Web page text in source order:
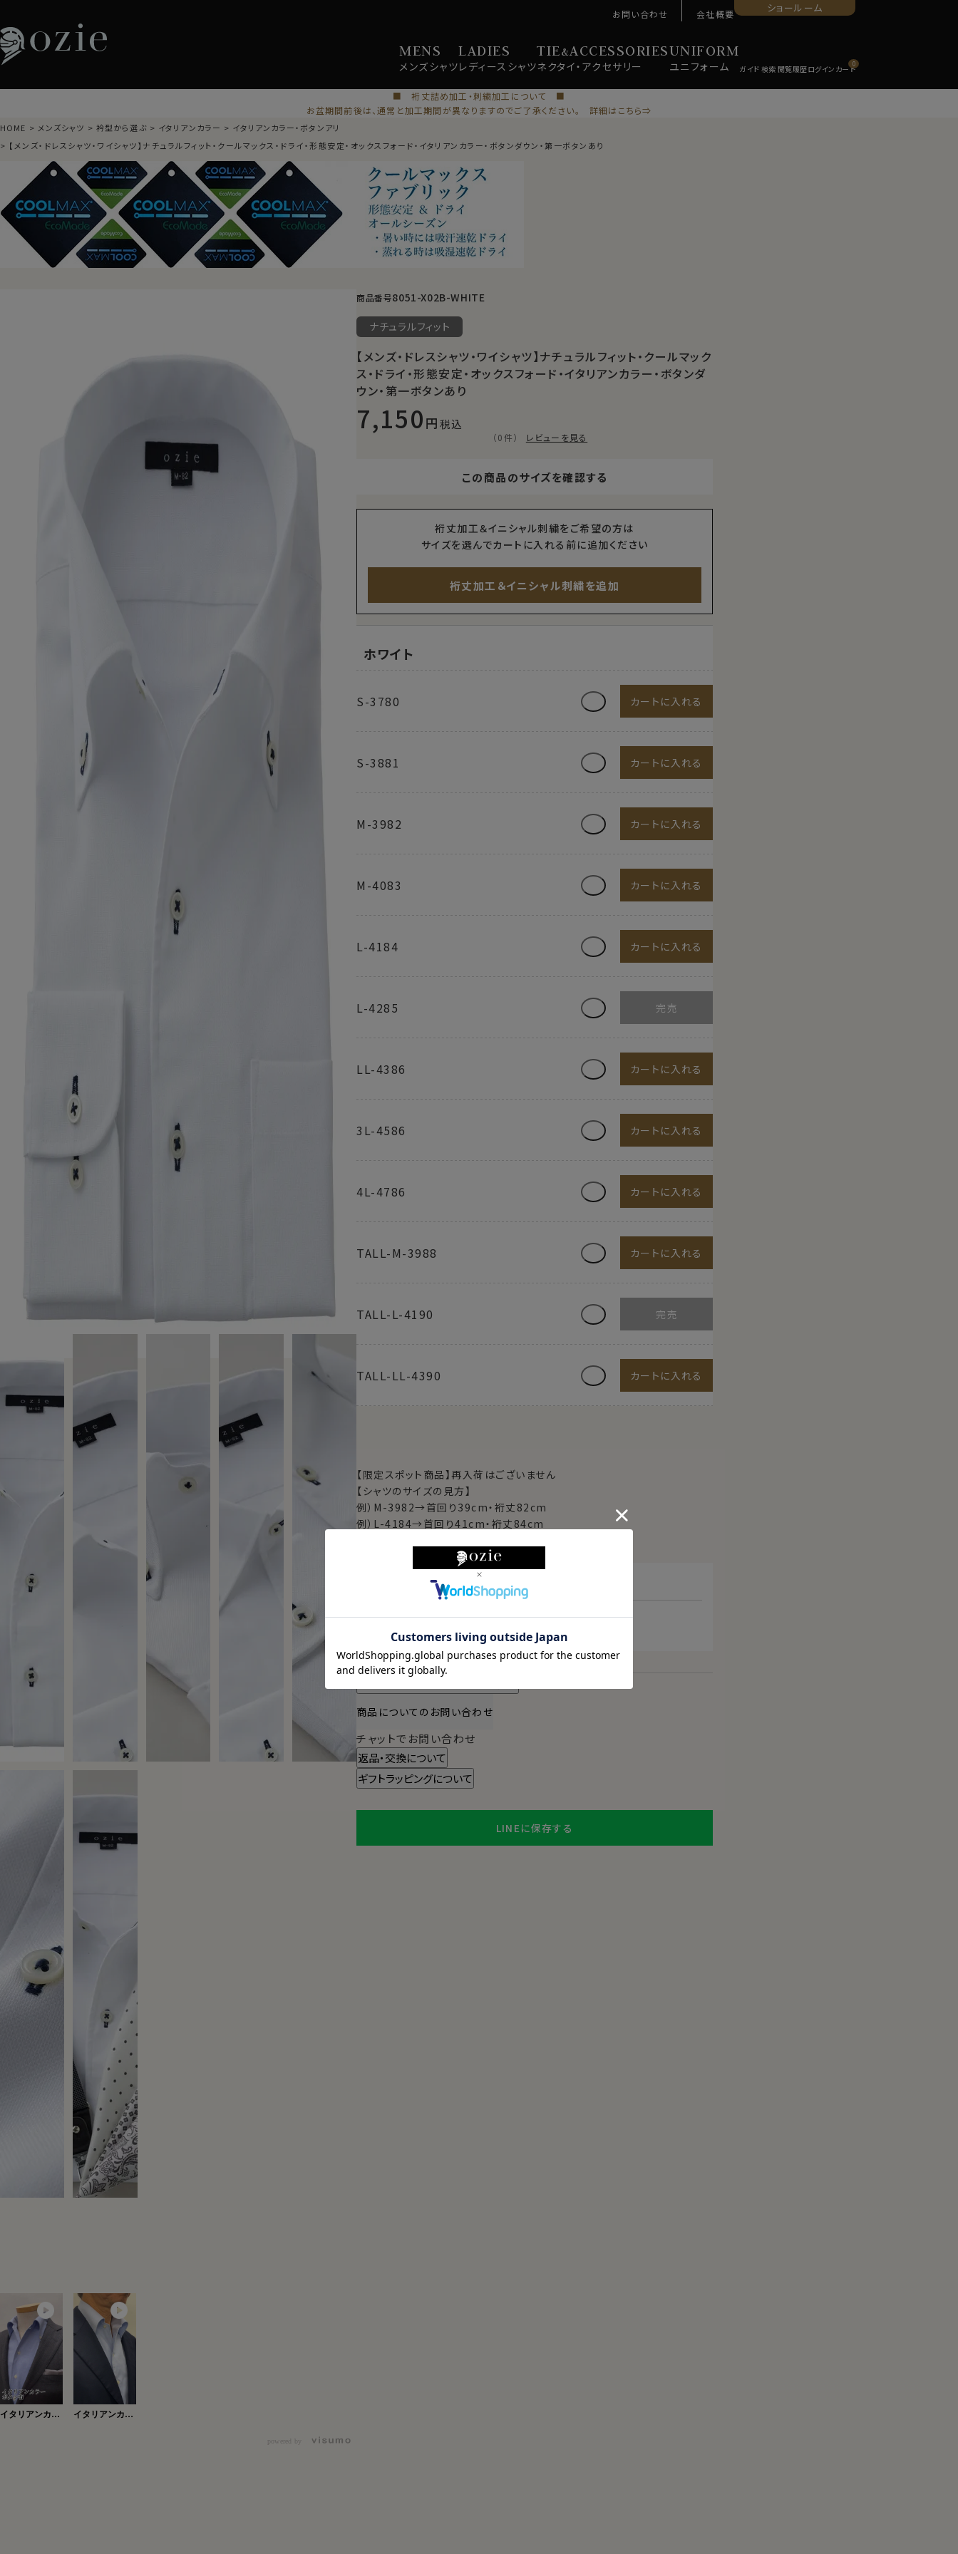
MENS
メンズシャツ
LADIES
レディース シャツ
TIE&ACCESSORIES
ネクタイ・ アクセサリー
UNIFORM
ユニ フォーム
お問い合わせ 会社概要 ショールーム
0
■ 裄丈詰め加工・刺繍加工について ■
お盆期間前後は、通常と加工期間が異なりますのでご了承ください。 詳細はこちら⇒
HOME メンズシャツ 衿型から選ぶ イタリアンカラー
イタリアンカラー・ボタンアリ
【メンズ・ドレスシャツ・ワイシャツ】ナチュラルフィット・クールマックス・ドライ・形態安定・オックスフォード・イタリアンカラー・ボタンダウン・第一ボタンあり
イタリアンカラ
イタリアンカラ
powered by
商品番号8051-X02B-WHITE
ナチュラルフィット
【メンズ・ドレスシャツ・ワイシャツ】ナチュラルフィット・クールマック
ス・ドライ・形態安定・オックスフォード・イタリアンカラー・ボタンダ
ウン・第一ボタンあり
7,150 税込
（0件） レビューを見る
この商品のサイズを確認する
裄丈加工＆イニシャル刺繍をご希望の方は
サイズを選んでカートに入れる前に追加ください
裄丈加工＆イニシャル刺繍を追加
ホワイト
S-3780 カートに入れる
S-3881 カートに入れる
M-3982 カートに入れる
M-4083 カートに入れる
L-4184 カートに入れる
L-4285
LL-4386 カートに入れる
3L-4586 カートに入れる
4L-4786 カートに入れる
TALL-M-3988 カートに入れる
TALL-L-4190
TALL-LL-4390 カートに入れる
【限定スポット商品】再入荷はございません
【シャツのサイズの見方】
例）M-3982→首回り39cm・裄丈82cm
例）L-4184→首回り41cm・裄丈84cm
2026/08/11（火）に宅配便でお届けします。
（※裄丈加工・刺繍がある場合は除く）
変更
商品についてのお問い合わせ
チャットでお問い合わせ
返品・交換について
ギフトラッピングについて
LINEに保存する